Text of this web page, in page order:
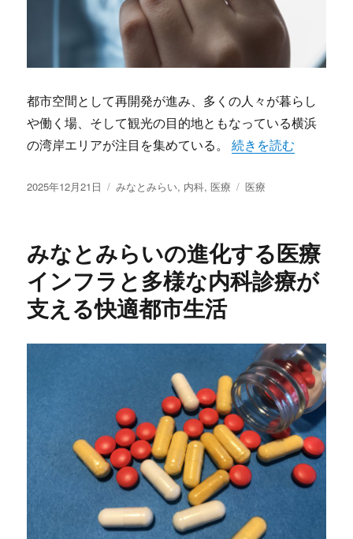
都市空間として再開発が進み、多くの人々が暮らし
や働く場、そして観光の目的地ともなっている横浜
の湾岸エリアが注目を集めている。“みなとみらい発都
続きを読む
投
2025年12月21日
カ
ー
みなとみらい, 内科,医療
タ
医療
みなとみらいの進化する医療
インフラと多様な内科診療が
支える快適都市生活